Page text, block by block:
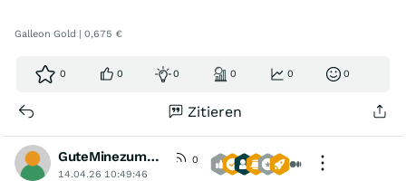
Galleon Gold | 0,675 €
0 0 0 0 0 0
Zitieren
GuteMinezumBoersenspiel
0
14.04.26 10:49:46